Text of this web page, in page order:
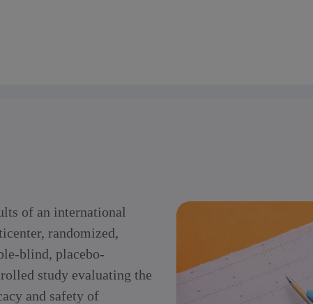
of an international
randomized,
blind, placebo-
study evaluating the
and safety of